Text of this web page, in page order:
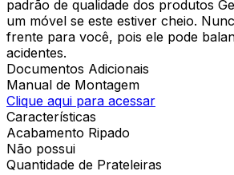
padrão de qualidade dos produtos
um móvel se este estiver cheio.
frente para você, pois ele pode
acidentes.
Documentos Adicionais
Manual de Montagem
Clique aqui para acessar
Características
Acabamento Ripado
Não possui
Quantidade de Prateleiras